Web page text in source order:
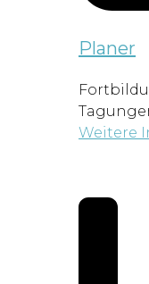
Planer
Weitere